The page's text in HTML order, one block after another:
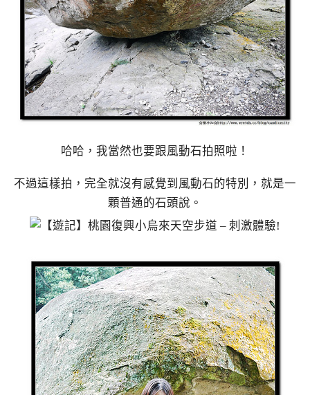
哈哈，我當然也要跟風動石拍照啦！
不過這樣拍，完全就沒有感覺到風動石的特別，就是一
顆普通的石頭說。